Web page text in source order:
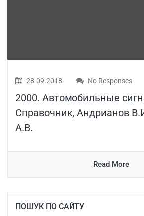
28.09.2018 No Responses
2000. Автомобильные
Справочник, Андрианов
А.В.
Read More
ПОШУК ПО САЙТУ